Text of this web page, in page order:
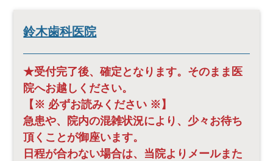
鈴木歯科医院
★受付完了後、確定となります。そのまま医
院へお越しください。
【※ 必ずお読みください ※】
急患や、院内の混雑状況により、少々お待ち
頂くことが御座います。
日程が合わない場合は、当院よりメールまた